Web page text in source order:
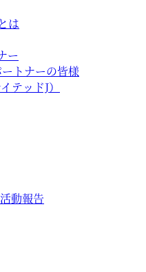
は
ー
トナーの皆様
テッドJ）
動報告